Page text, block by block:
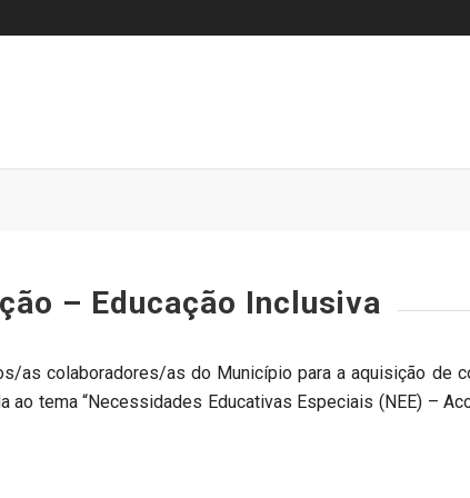
– Educação Inclusiva
as colaboradores/as do Município para a aquisição de
ao tema “Necessidades Educativas Especiais (NEE) –